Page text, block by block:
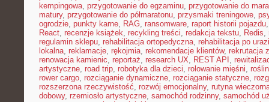
kempingowa, przygotowanie do egzaminu, przygotowanie do
matury, przygotowanie do półmaratonu, przysmaki treningowe,
ogrodzie, punkty karne, RAG, ransomware, raport historii pojazdu
React, recenzje książek, recykling treści, redakcja tekstu, Redis,
regulamin sklepu, rehabilitacja ortopedyczna, rehabilitacja po
lokalna, reklamacje, rękojmia, rekomendacje klientów, rekrutacja
renowacja kamienic, reportaż, research UX, REST API ,
artystyczne, road trip, robotyka dla dzieci, rolowanie mięśni,
rower cargo, rozciąganie dynamiczne, rozciąganie statyczne,
rozszerzona rzeczywistość, rozwój emocjonalny, rutyna
dobowy, rzemiosło artystyczne, samochód rodzinny, samochód